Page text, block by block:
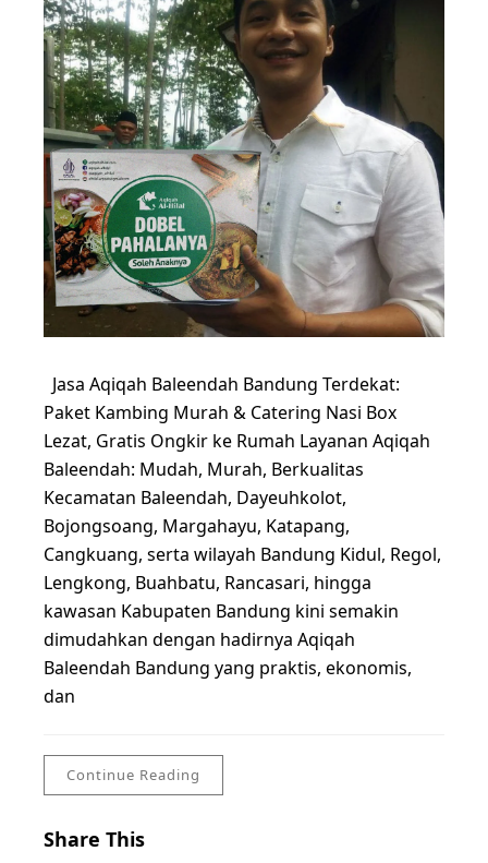
Jasa Aqiqah Baleendah Bandung Terdekat:
Paket Kambing Murah & Catering Nasi Box
Lezat, Gratis Ongkir ke Rumah Layanan Aqiqah
Baleendah: Mudah, Murah, Berkualitas
Kecamatan Baleendah, Dayeuhkolot,
Bojongsoang, Margahayu, Katapang,
Cangkuang, serta wilayah Bandung Kidul, Regol,
Lengkong, Buahbatu, Rancasari, hingga
kawasan Kabupaten Bandung kini semakin
dimudahkan dengan hadirnya Aqiqah
Baleendah Bandung yang praktis, ekonomis,
dan
Continue Reading
Share This